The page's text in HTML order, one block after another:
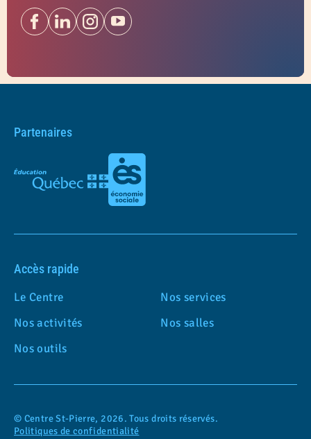
Partenaires
Accès rapide
Le Centre
Nos services
Nos activités
Nos salles
Nos outils
© Centre St-Pierre, 2026. Tous droits réservés.
Politiques de confidentialité